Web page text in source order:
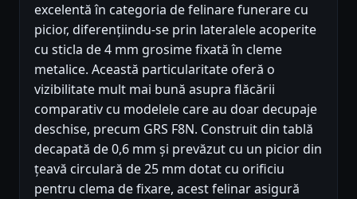
excelentă în categoria de felinare funerare cu
picior, diferențiindu-se prin lateralele acoperite
cu sticla de 4 mm grosime fixată în cleme
metalice. Această particularitate oferă o
vizibilitate mult mai bună asupra flăcării
comparativ cu modelele care au doar decupaje
deschise, precum GRS F8N. Construit din tablă
decapată de 0,6 mm și prevăzut cu un picior din
țeavă circulară de 25 mm dotat cu orificiu
pentru clema de fixare, acest felinar asigură